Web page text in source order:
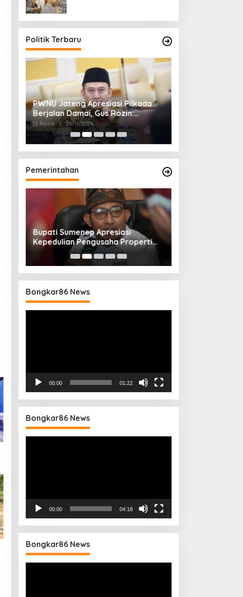
Politik Terbaru
PWNU Jateng Apresiasi Pilkada
Berjalan Damai, Gus Rozin:
Cerminan Kedewasaan Politik
Masyarakat
Di Politik | 29/11/2024
Pemerintahan
Bupati Sumenep Apresiasi
Kepedulian Pengusaha Properti
Bantu Korban Gempa
Bongkar86 News
00:00 01:22
Bongkar86 News
00:00 04:18
Bongkar86 News